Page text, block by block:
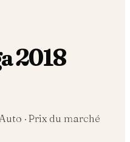
2018
· Prix du marché